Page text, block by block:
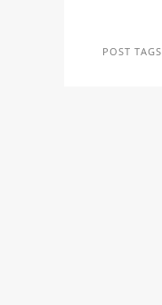
POST TAGS